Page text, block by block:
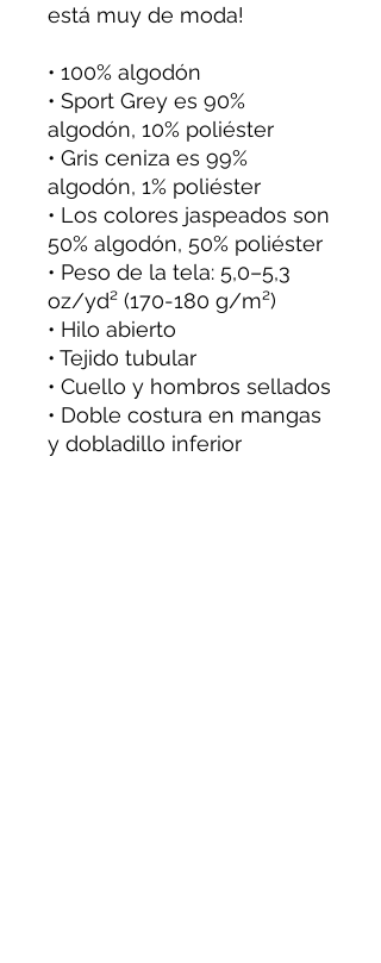
está muy de moda!
• 100% algodón
• Sport Grey es 90%
algodón, 10% poliéster
• Gris ceniza es 99%
algodón, 1% poliéster
• Los colores jaspeados son
50% algodón, 50% poliéster
• Peso de la tela: 5,0–5,3
oz/yd² (170-180 g/m²)
• Hilo abierto
• Tejido tubular
• Cuello y hombros sellados
• Doble costura en mangas
y dobladillo inferior